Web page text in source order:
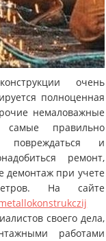
очень
полноценная
немаловажные
правильно
повреждаться и
ремонт,
демонтаж при учете
На сайте
своего дела,
работами